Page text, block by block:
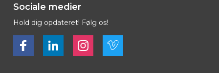
Sociale medier
Hold dig opdateret! Følg os!
Bekijk ons op FacebookBekijk ons op LinkedInBekijk ons op LinkedInBekijk ons op Vimeo